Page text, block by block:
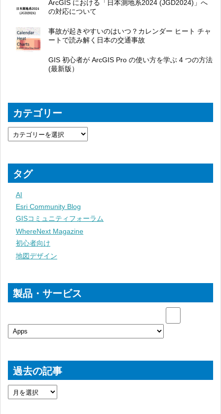
ArcGIS における「日本測地系2024 (JGD2024)」へ
の対応について
事故が起きやすいのはいつ？カレンダー ヒート チャ
ートで読み解く日本の交通事故
GIS 初心者が ArcGIS Pro の使い方を学ぶ 4 つの方法
(最新版）
カテゴリー
タグ
AI
Esri Community Blog
GISコミュニティフォーラム
WhereNext Magazine
初心者向け
地図デザイン
製品・サービス
過去の記事